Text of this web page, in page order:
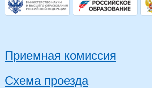
Приемная комиссия
Схема проезда